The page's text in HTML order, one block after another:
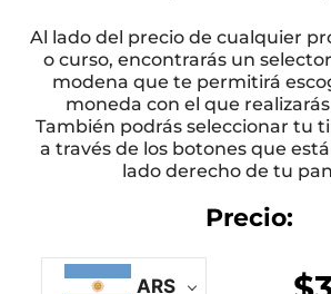
Al lado del precio de cualquier
o curso, encontrarás un
modena que te permitirá
moneda con el que
También podrás seleccionar tu
a través de los botones que
lado derecho de tu
Precio:
ARS